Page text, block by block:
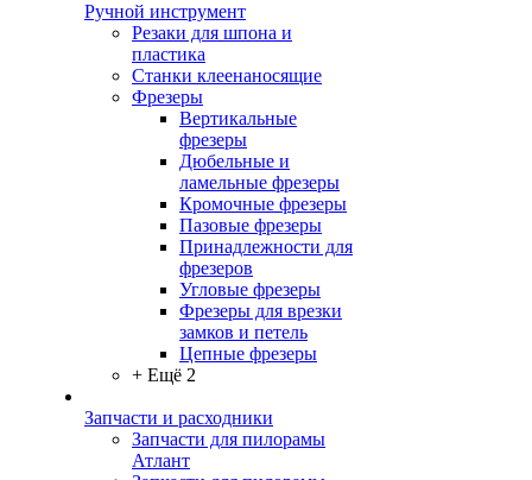
Ручной инструмент
Резаки для шпона и
пластика
Станки клеенаносящие
Фрезеры
Вертикальные
фрезеры
Дюбельные и
ламельные фрезеры
Кромочные фрезеры
Пазовые фрезеры
Принадлежности для
фрезеров
Угловые фрезеры
Фрезеры для врезки
замков и петель
Цепные фрезеры
+ Ещё 2
Запчасти и расходники
Запчасти для пилорамы
Атлант